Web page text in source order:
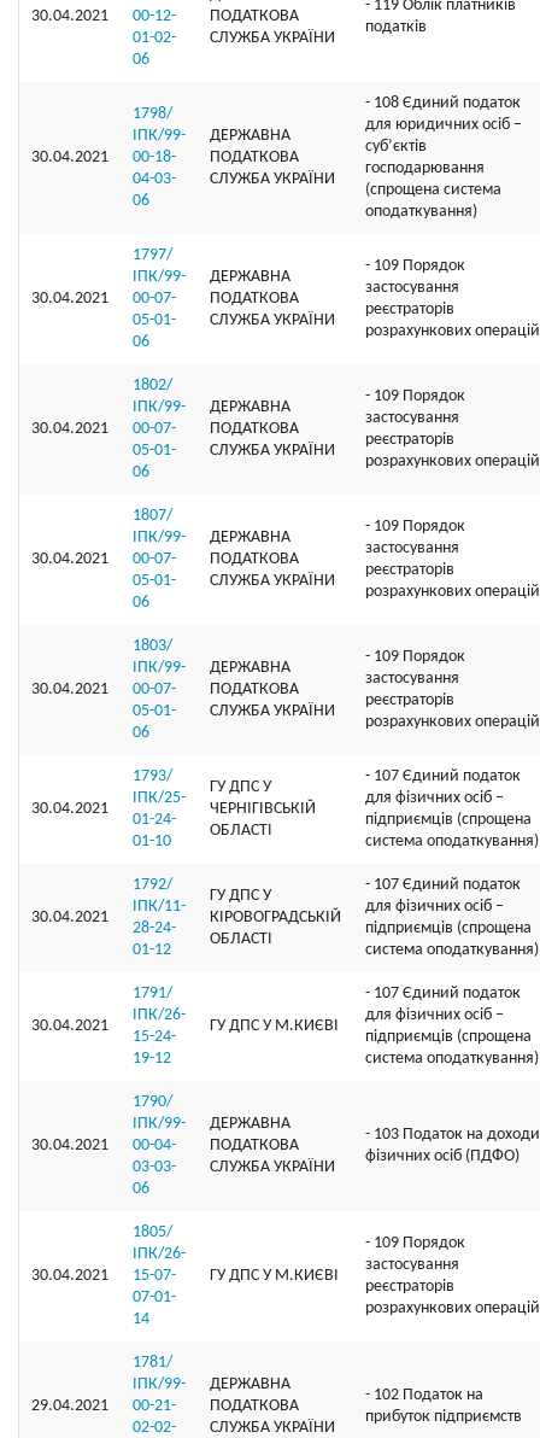
30.04.2021
00-12-
01-02-
06
ПОДАТКОВА
СЛУЖБА УКРАЇНИ
- 119 Облік платників
податків
30.04.2021
1798/
ІПК/99-
00-18-
04-03-
06
ДЕРЖАВНА
ПОДАТКОВА
СЛУЖБА УКРАЇНИ
- 108 Єдиний податок
для юридичних осіб –
суб’єктів
господарювання
(спрощена система
оподаткування)
30.04.2021
1797/
ІПК/99-
00-07-
05-01-
06
ДЕРЖАВНА
ПОДАТКОВА
СЛУЖБА УКРАЇНИ
- 109 Порядок
застосування
реєстраторів
розрахункових операцій
30.04.2021
1802/
ІПК/99-
00-07-
05-01-
06
ДЕРЖАВНА
ПОДАТКОВА
СЛУЖБА УКРАЇНИ
- 109 Порядок
застосування
реєстраторів
розрахункових операцій
30.04.2021
1807/
ІПК/99-
00-07-
05-01-
06
ДЕРЖАВНА
ПОДАТКОВА
СЛУЖБА УКРАЇНИ
- 109 Порядок
застосування
реєстраторів
розрахункових операцій
30.04.2021
1803/
ІПК/99-
00-07-
05-01-
06
ДЕРЖАВНА
ПОДАТКОВА
СЛУЖБА УКРАЇНИ
- 109 Порядок
застосування
реєстраторів
розрахункових операцій
30.04.2021
1793/
ІПК/25-
01-24-
01-10
ГУ ДПС У
ЧЕРНІГІВСЬКІЙ
ОБЛАСТІ
- 107 Єдиний податок
для фізичних осіб –
підприємців (спрощена
система оподаткування)
30.04.2021
1792/
ІПК/11-
28-24-
01-12
ГУ ДПС У
КІРОВОГРАДСЬКІЙ
ОБЛАСТІ
- 107 Єдиний податок
для фізичних осіб –
підприємців (спрощена
система оподаткування)
30.04.2021
1791/
ІПК/26-
15-24-
19-12
ГУ ДПС У М.КИЄВІ
- 107 Єдиний податок
для фізичних осіб –
підприємців (спрощена
система оподаткування)
30.04.2021
1790/
ІПК/99-
00-04-
03-03-
06
ДЕРЖАВНА
ПОДАТКОВА
СЛУЖБА УКРАЇНИ
- 103 Податок на доходи
фізичних осіб (ПДФО)
30.04.2021
1805/
ІПК/26-
15-07-
07-01-
14
ГУ ДПС У М.КИЄВІ
- 109 Порядок
застосування
реєстраторів
розрахункових операцій
29.04.2021
1781/
ІПК/99-
00-21-
02-02-
ДЕРЖАВНА
ПОДАТКОВА
СЛУЖБА УКРАЇНИ
- 102 Податок на
прибуток підприємств